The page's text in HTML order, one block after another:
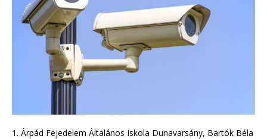
1. Árpád Fejedelem Általános Iskola Dunavarsány, Bartók Béla